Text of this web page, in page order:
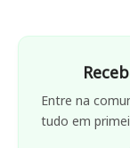
Entre na
tudo em